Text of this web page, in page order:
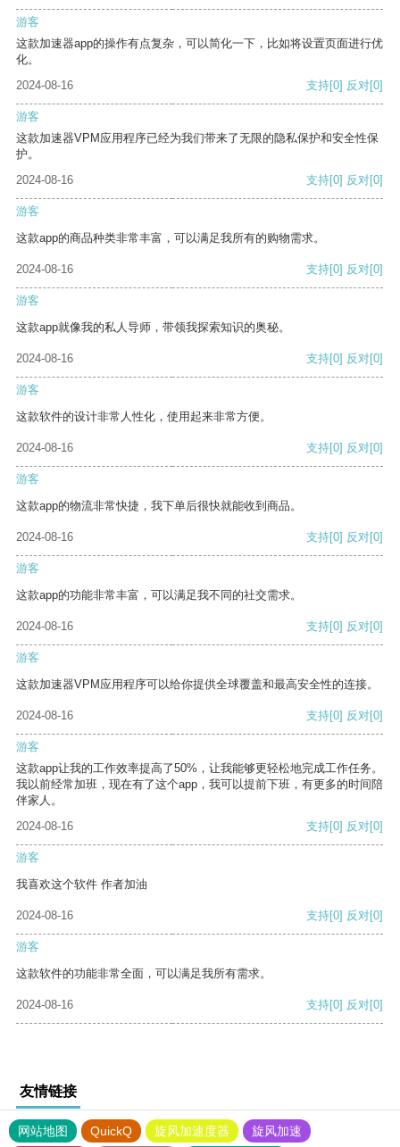
游客
这款加速器app的操作有点复杂，可以简化一下，比如将设置页面进行优
化。
2024-08-16
支持[0] 反对[0]
游客
这款加速器VPM应用程序已经为我们带来了无限的隐私保护和安全性保
护。
2024-08-16
支持[0] 反对[0]
游客
这款app的商品种类非常丰富，可以满足我所有的购物需求。
2024-08-16 支持[0] 反对[0]
游客
这款app就像我的私人导师，带领我探索知识的奥秘。
2024-08-16 支持[0] 反对[0]
游客
这款软件的设计非常人性化，使用起来非常方便。
2024-08-16 支持[0] 反对[0]
游客
这款app的物流非常快捷，我下单后很快就能收到商品。
2024-08-16 支持[0] 反对[0]
游客
这款app的功能非常丰富，可以满足我不同的社交需求。
2024-08-16 支持[0] 反对[0]
游客
这款加速器VPM应用程序可以给你提供全球覆盖和最高安全性的连接。
2024-08-16 支持[0] 反对[0]
游客
这款app让我的工作效率提高了50%，让我能够更轻松地完成工作任务。
我以前经常加班，现在有了这个app，我可以提前下班，有更多的时间陪
伴家人。
2024-08-16
支持[0] 反对[0]
游客
我喜欢这个软件 作者加油
2024-08-16 支持[0] 反对[0]
游客
这款软件的功能非常全面，可以满足我所有需求。
2024-08-16 支持[0] 反对[0]
友情链接
网站地图 QuickQ 旋风加速度器 旋风加速